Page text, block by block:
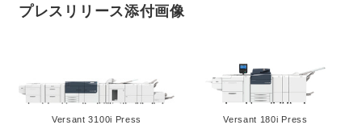
プレスリリース添付画像
Versant 3100i Press Versant 180i Press